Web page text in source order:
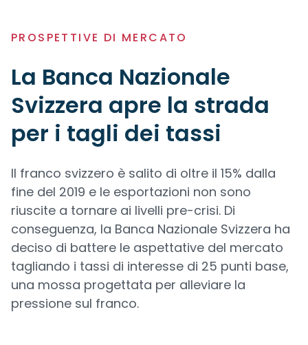
PROSPETTIVE DI MERCATO
La Banca Nazionale
Svizzera apre la strada
per i tagli dei tassi
Il franco svizzero è salito di oltre il 15% dalla
fine del 2019 e le esportazioni non sono
riuscite a tornare ai livelli pre-crisi. Di
conseguenza, la Banca Nazionale Svizzera ha
deciso di battere le aspettative del mercato
tagliando i tassi di interesse di 25 punti base,
una mossa progettata per alleviare la
pressione sul franco.